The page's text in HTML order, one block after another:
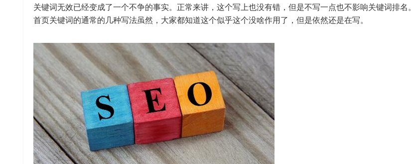
关键词无效已经变成了一个不争的事实。正常来讲，这个写上也没有错，但是不写一点也不影响关键词排名。
首页关键词的通常的几种写法虽然，大家都知道这个似乎这个没啥作用了，但是依然还是在写。